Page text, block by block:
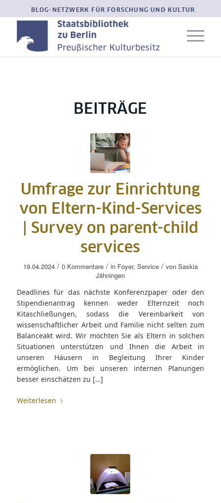
BLOG-NETZWERK FÜR FORSCHUNG UND KULTUR
BEITRÄGE
Umfrage zur Einrichtung
von Eltern-Kind-Services
| Survey on parent-child
services
19.04.2024 / 0 Kommentare / in Foyer, Service / von Saskia
Jähningen
Deadlines für das nächste Konferenzpaper oder den
Stipendienantrag kennen weder Elternzeit noch
Kitaschließungen, sodass die Vereinbarkeit von
wissenschaftlicher Arbeit und Familie nicht selten zum
Balanceakt wird. Wir möchten Sie als Eltern in solchen
Situationen unterstützen und Ihnen die Arbeit in
unseren Häusern in Begleitung Ihrer Kinder
ermöglichen. Um bei unseren internen Planungen
besser einschätzen zu […]
Weiterlesen